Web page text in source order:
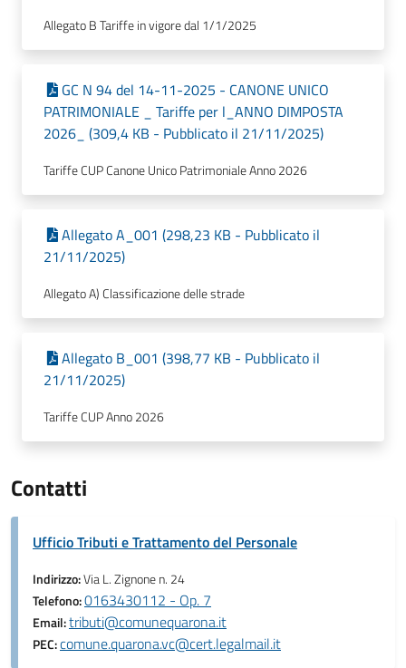
Allegato B Tariffe in vigore dal 1/1/2025
GC N 94 del 14-11-2025 - CANONE UNICO
PATRIMONIALE _ Tariffe per l_ANNO DIMPOSTA
2026_ (309,4 KB - Pubblicato il 21/11/2025)
Tariffe CUP Canone Unico Patrimoniale Anno 2026
Allegato A_001 (298,23 KB - Pubblicato il
21/11/2025)
Allegato A) Classificazione delle strade
Allegato B_001 (398,77 KB - Pubblicato il
21/11/2025)
Tariffe CUP Anno 2026
Contatti
Ufficio Tributi e Trattamento del Personale
Indirizzo:Via L. Zignone n. 24
Telefono:0163430112 - Op. 7
Email:tributi@comunequarona.it
PEC:comune.quarona.vc@cert.legalmail.it